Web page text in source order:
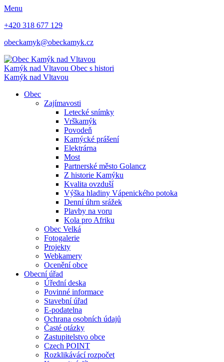
Menu
+420 318 677 129
obeckamyk@obeckamyk.cz
Kamýk nad Vltavou Obec s histori
Kamýk nad Vltavou
Obec
Zajímavosti
Letecké snímky
Vrškamýk
Povodeň
Kamýcké prášení
Elektrárna
Most
Partnerské město Golancz
Z historie Kamýku
Kvalita ovzduší
Výška hladiny Vápenického potoka
Denní úhrn srážek
Plavby na voru
Kola pro Afriku
Obec Velká
Fotogalerie
Projekty
Webkamery
Ocenění obce
Obecní úřad
Úřední deska
Povinné informace
Stavební úřad
E-podatelna
Ochrana osobních údajů
Časté otázky
Zastupitelstvo obce
Czech POINT
Rozklikávácí rozpočet